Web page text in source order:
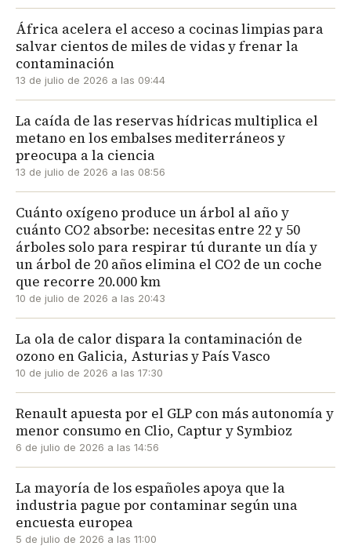
África acelera el acceso a cocinas limpias para
salvar cientos de miles de vidas y frenar la
contaminación
13 de julio de 2026 a las 09:44
La caída de las reservas hídricas multiplica el
metano en los embalses mediterráneos y
preocupa a la ciencia
13 de julio de 2026 a las 08:56
Cuánto oxígeno produce un árbol al año y
cuánto CO2 absorbe: necesitas entre 22 y 50
árboles solo para respirar tú durante un día y
un árbol de 20 años elimina el CO2 de un coche
que recorre 20.000 km
10 de julio de 2026 a las 20:43
La ola de calor dispara la contaminación de
ozono en Galicia, Asturias y País Vasco
10 de julio de 2026 a las 17:30
Renault apuesta por el GLP con más autonomía y
menor consumo en Clio, Captur y Symbioz
6 de julio de 2026 a las 14:56
La mayoría de los españoles apoya que la
industria pague por contaminar según una
encuesta europea
5 de julio de 2026 a las 11:00